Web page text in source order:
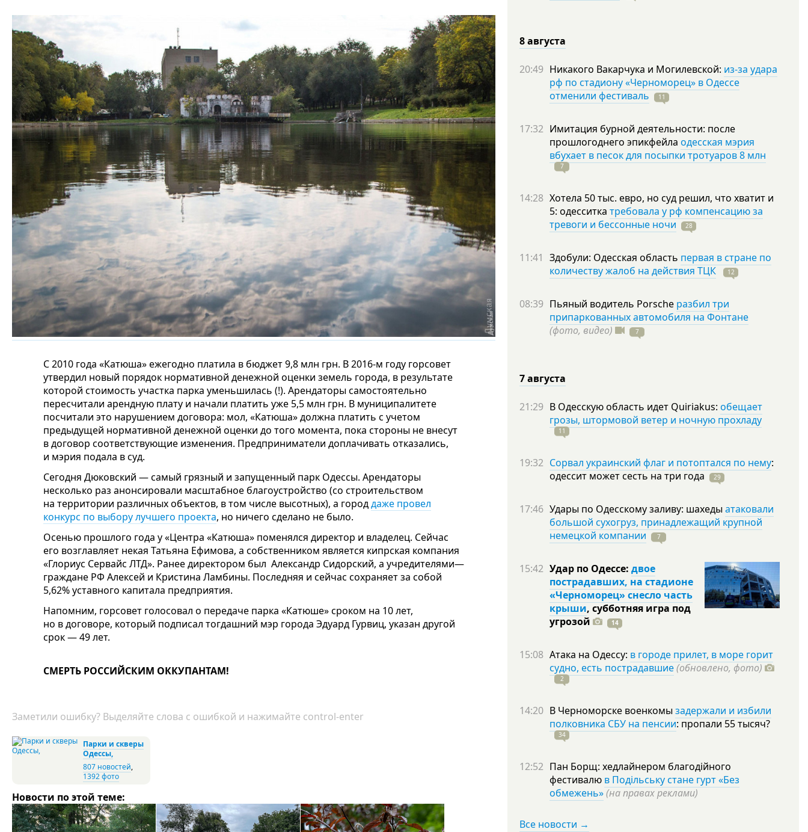
С 2010 года «Катюша» ежегодно платила в бюджет 9,8 млн грн. В 2016-м году горсовет
утвердил новый порядок нормативной денежной оценки земель города, в результате
которой стоимость участка парка уменьшилась (!). Арендаторы самостоятельно
пересчитали арендную плату и начали платить уже 5,5 млн грн. В муниципалитете
посчитали это нарушением договора: мол, «Катюша» должна платить с учетом
предыдущей нормативной денежной оценки до того момента, пока стороны не внесут
в договор соответствующие изменения. Предприниматели доплачивать отказались,
и мэрия подала в суд.
Сегодня Дюковский — самый грязный и запущенный парк Одессы. Арендаторы
несколько раз анонсировали масштабное благоустройство (со строительством
на территории различных объектов, в том числе высотных), а городдаже провел
конкурс по выбору лучшего проекта, но ничего сделано не было.
Осенью прошлого года у «Центра «Катюша» поменялся директор и владелец. Сейчас
его возглавляет некая Татьяна Ефимова, а собственником является кипрская компания
«Глориус Сервайс ЛТД». Ранее директором был Александр Сидорский, а учредителями—
граждане РФ Алексей и Кристина Ламбины. Последняя и сейчас сохраняет за собой
5,62% уставного капитала предприятия.
Напомним, горсовет голосовал о передаче парка «Катюше» сроком на 10 лет,
но в договоре, который подписал тогдашний мэр города Эдуард Гурвиц, указан другой
срок — 49 лет.
СМЕРТЬ РОССИЙСКИМ ОККУПАНТАМ!
Заметили ошибку? Выделяйте слова с ошибкой и нажимайте control-enter
Парки и скверы
Одессы,
807 новостей,
1392 фото
Новости по этой теме:
8 августа
20:49 Никакого Вакарчука и Могилевской: из-за удара
рф по стадиону «Черноморец» в Одессе
отменили фестиваль
11
17:32 Имитация бурной деятельности: после
прошлогоднего эпикфейла одесская мэрия
вбухает в песок для посыпки тротуаров 8 млн
7
14:28 Хотела 50 тыс. евро, но суд решил, что хватит и
5: одесситка требовала у рф компенсацию за
тревоги и бессонные ночи
28
11:41 Здобули: Одесская область первая в стране по
количеству жалоб на действия ТЦК
12
08:39 Пьяный водитель Porsche разбил три
припаркованных автомобиля на Фонтане
(фото, видео)
7
7 августа
21:29 В Одесскую область идет Quiriakus: обещает
грозы, штормовой ветер и ночную прохладу
11
19:32 Сорвал украинский флаг и потоптался по нему:
одессит может сесть на три года 29
17:46 Удары по Одесскому заливу: шахеды атаковали
большой сухогруз, принадлежащий крупной
немецкой компании
7
15:42 Удар по Одессе: двое
пострадавших, на стадионе
«Черноморец» снесло часть
крыши, субботняя игра под
угрозой
14
15:08 Атака на Одессу: в городе прилет, в море горит
судно, есть пострадавшие(обновлено, фото)
2
14:20 В Черноморске военкомы задержали и избили
полковника СБУ на пенсии: пропали 55тысяч?
34
12:52 Пан Борщ: хедлайнером благодійного
фестивалю в Подільську стане гурт «Без
обмежень»(на правах реклами)
Все новости →